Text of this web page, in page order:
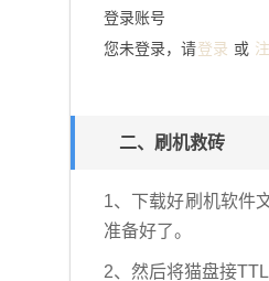
登录账号
您未登录，请登录 或
二、刷机救砖
1、下载好刷机软件
准备好了。
2、然后将猫盘接